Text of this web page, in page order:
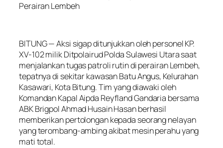
Perairan Lembeh
BITUNG — Aksi sigap ditunjukkan oleh personel KP.
XV-102 milik Ditpolairud Polda Sulawesi Utara saat
menjalankan tugas patroli rutin di perairan Lembeh,
tepatnya di sekitar kawasan Batu Angus, Kelurahan
Kasawari, Kota Bitung. Tim yang diawaki oleh
Komandan Kapal Aipda Reyfland Gandaria bersama
ABK Brigpol Ahmad Husain Hasan berhasil
memberikan pertolongan kepada seorang nelayan
yang terombang-ambing akibat mesin perahu yang
mati total.